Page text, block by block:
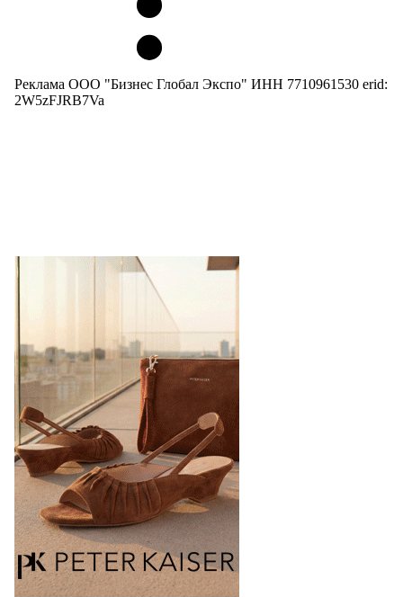
Реклама ООО "Бизнес Глобал Экспо" ИНН 7710961530 erid:
2W5zFJRB7Va